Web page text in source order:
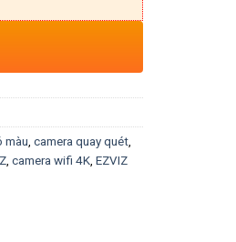
màu camera quay quét
camera wifi 4K EZVIZ